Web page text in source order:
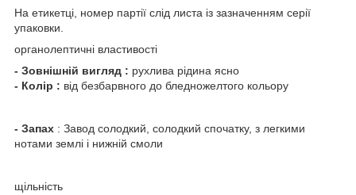
На етикетці, номер партії слід листа із зазначенням серії
упаковки.
органолептичні властивості
- Зовнішній вигляд : рухлива рідина ясно
- Колір : від безбарвного до бледножелтого кольору
- Запах : Завод солодкий, солодкий спочатку, з легкими
нотами землі і нижній смоли
щільність